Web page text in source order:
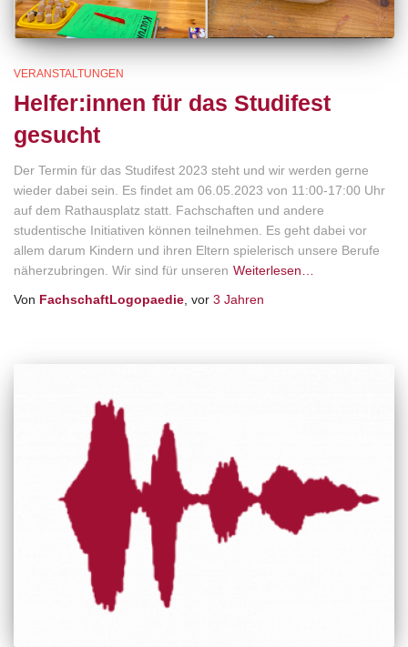
VERANSTALTUNGEN
Helfer:innen für das Studifest
gesucht
Der Termin für das Studifest 2023 steht und wir werden gerne
wieder dabei sein. Es findet am 06.05.2023 von 11:00-17:00 Uhr
auf dem Rathausplatz statt. Fachschaften und andere
studentische Initiativen können teilnehmen. Es geht dabei vor
allem darum Kindern und ihren Eltern spielerisch unsere Berufe
näherzubringen. Wir sind für unseren Weiterlesen…
Von FachschaftLogopaedie , vor 3 Jahren